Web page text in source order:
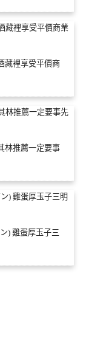
藏裡享受平價商
林推薦一定要事
) 雞蛋厚玉子三